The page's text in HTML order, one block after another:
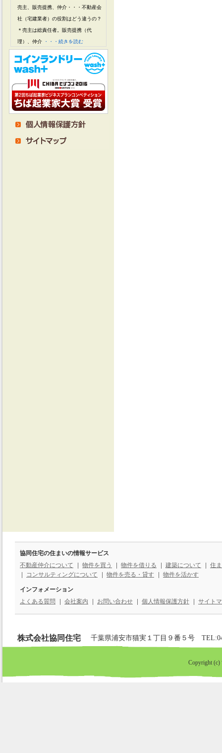
協同住宅の住まいの情報サービス
不動産仲介について
物件を買う 物件を借りる 建築について
住
コンサルティングについて
物件を売る・貸す 物件を活かす
インフォメーション
よくある質問
会社案内 お問い合わせ 個人情報保護方針 サイト
株式会社協同住宅 千葉県浦安市猫実１丁目９番５号
Copyright (c)